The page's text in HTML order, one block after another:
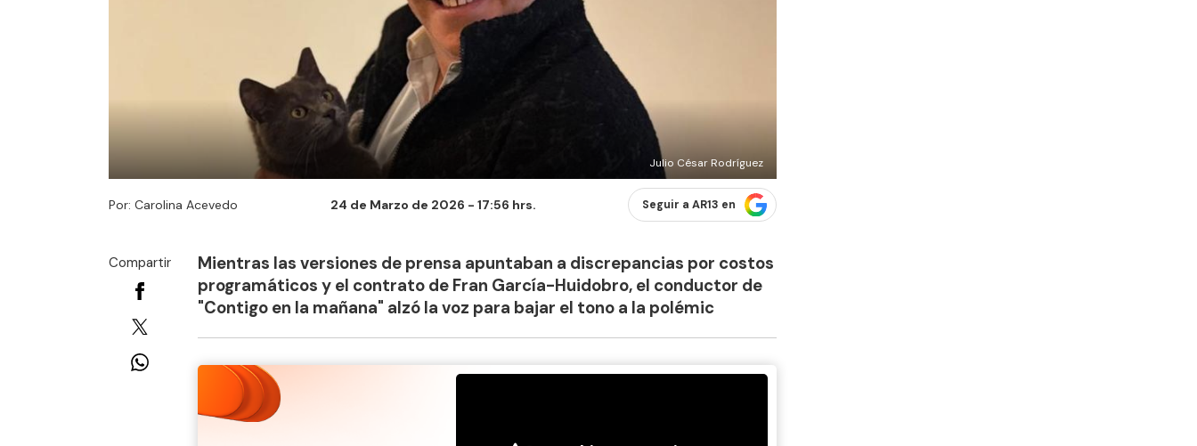
Julio César Rodríguez
Por: Carolina Acevedo 24 de Marzo de 2026 - 17:56 hrs. Seguir a AR13 en
Compartir
Mientras las versiones de prensa apuntaban a discrepancias por costos
programáticos y el contrato de Fran García-Huidobro, el conductor de
"Contigo en la mañana" alzó la voz para bajar el tono a la polémic